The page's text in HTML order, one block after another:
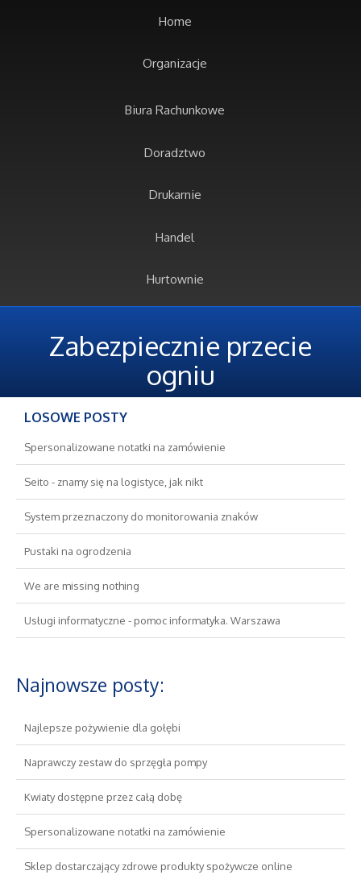
Home
Organizacje
Biura Rachunkowe
Doradztwo
Drukarnie
Handel
Hurtownie
Oferty Pracy
Ekologia
Banki, Przelewy, Waluty, Kantory
Wykończenia
Projektowanie
Remonty, Elektryk, Hydraulik
Drzwi i Okna
Nieruchomości, Działki
Domy, Mieszkania
Zabezpiecznie przecie
ogniu
LOSOWE POSTY
Spersonalizowane notatki na zamówienie
Seito - znamy się na logistyce, jak nikt
System przeznaczony do monitorowania znaków
Pustaki na ogrodzenia
We are missing nothing
Usługi informatyczne - pomoc informatyka. Warszawa
Najnowsze posty:
Najlepsze pożywienie dla gołębi
Naprawczy zestaw do sprzęgła pompy
Kwiaty dostępne przez całą dobę
Spersonalizowane notatki na zamówienie
Sklep dostarczający zdrowe produkty spożywcze online